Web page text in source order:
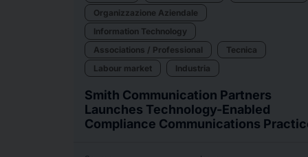
Organizzazione Aziendale
Information Technology
Associations / Professional
Tecnica
Labour market
Industria
Smith Communication Partners
Launches Technology-Enabled
Compliance Communications